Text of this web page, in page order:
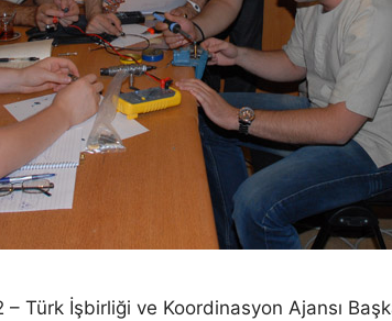
Türk İşbirliği ve Koordinasyon Ajansı